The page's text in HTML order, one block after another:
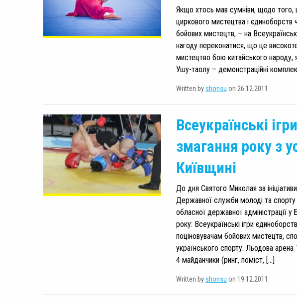
Якщо хтось мав сумніви, щодо
циркового мистецтва і єдиноборств
бойових мистецтв, – на
нагоду переконатися, що це
мистецтво бою китайського народу,
Ушу-таолу – демонстраційні
Written by shonsu on 26.12.2011
Всеукраїнські
змагання року з
Київщині
До дня Святого Миколая за
Державної служби молоді та спорту
обласної державної адміністрації у
року: Всеукраїнські ігри
поціновувачам бойових мистецтв,
українського спорту. Льодова
4 майданчики (ринг, поміст, […]
Written by shonsu on 19.12.2011